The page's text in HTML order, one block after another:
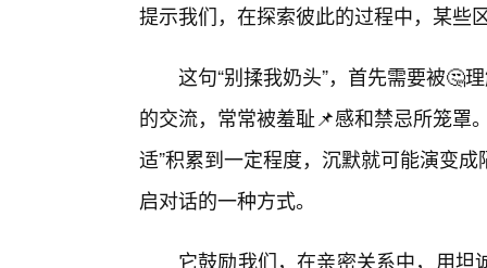
提示我们，在探索彼此的过程中，某些
这句“别揉我奶头”，首先需要被🤔
的交流，常常被羞耻📌感和禁忌所笼罩
适”积累到一定程度，沉默就可能演变
启对话的一种方式。
它鼓励我们，在亲密关系中，用